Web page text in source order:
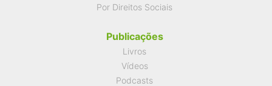
Por Direitos Sociais
Publicações
Livros
Vídeos
Podcasts